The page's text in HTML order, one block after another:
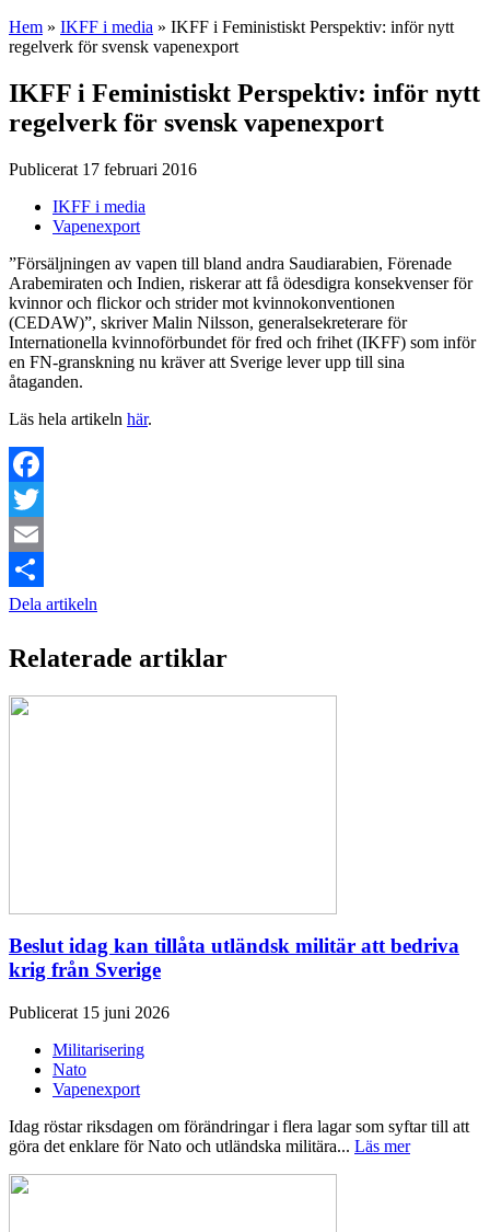
Hem » IKFF i media » IKFF i Feministiskt Perspektiv: inför nytt
regelverk för svensk vapenexport
IKFF i Feministiskt Perspektiv: inför nytt
regelverk för svensk vapenexport
Publicerat 17 februari 2016
IKFF i media
Vapenexport
”Försäljningen av vapen till bland andra Saudiarabien, Förenade
Arabemiraten och Indien, riskerar att få ödesdigra konsekvenser för
kvinnor och flickor och strider mot kvinnokonventionen
(CEDAW)”, skriver Malin Nilsson, generalsekreterare för
Internationella kvinnoförbundet för fred och frihet (IKFF) som inför
en FN-granskning nu kräver att Sverige lever upp till sina
åtaganden.
Läs hela artikeln här.
Facebook
Twitter
Email
Dela artikeln
Relaterade artiklar
Beslut idag kan tillåta utländsk militär att bedriva
krig från Sverige
Publicerat 15 juni 2026
Militarisering
Nato
Vapenexport
Idag röstar riksdagen om förändringar i flera lagar som syftar till att
göra det enklare för Nato och utländska militära... Läs mer